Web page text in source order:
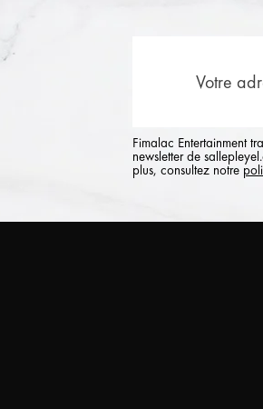
Fimalac Entertainment
newsletter de
plus, consultez notre